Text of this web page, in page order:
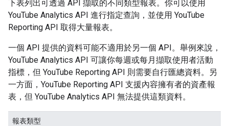
下表列出可透過 API 擷取的不同類型報表。你可以使用
YouTube Analytics API 進行指定查詢，並使用 YouTube
Reporting API 取得大量報表。
一個 API 提供的資料可能不適用於另一個 API。舉例來說，
YouTube Analytics API 可讓你每週或每月擷取使用者活動
指標，但 YouTube Reporting API 則需要自行匯總資料。另
一方面，YouTube Reporting API 支援內容擁有者的資產報
表，但 YouTube Analytics API 無法提供這類資料。
報表類型